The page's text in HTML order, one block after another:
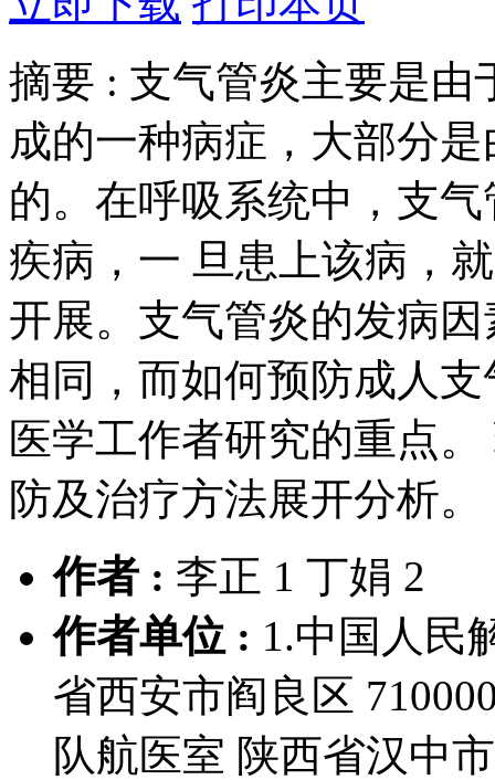
摘要 : 支气管炎主要是由
成的一种病症，大部分
的。在呼吸系统中，支
疾病，一 旦患上该病，
开展。支气管炎的发病
相同，而如何预防成人
医学工作者研究的重点
防及治疗方法展开分析。
作者 : 李正 1 丁娟 2
作者单位 : 1.中国人民
省西安市阎良区
队航医室 陕西省汉中